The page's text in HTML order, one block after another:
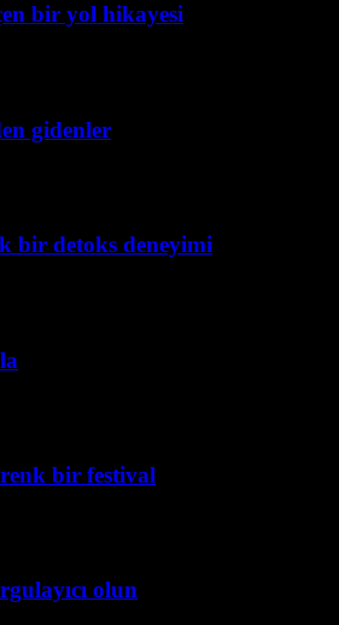
bir yol hikayesi
gidenler
bir detoks deneyimi
bir festival
olun